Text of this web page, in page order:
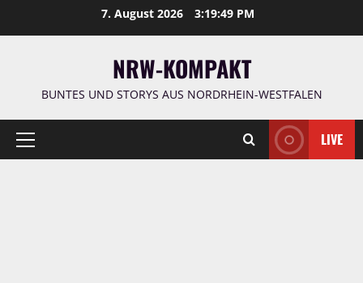
7. August 2026 3:19:50 PM
NRW-KOMPAKT
BUNTES UND STORYS AUS NORDRHEIN-WESTFALEN
Primäres
LIVE